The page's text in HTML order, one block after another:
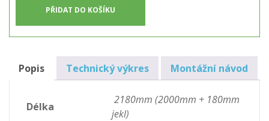
filtr)
množství
PŘIDAT DO KOŠÍKU
Popis Technický výkres Montážní návod
Délka
2180mm (2000mm + 180mm
jekl)